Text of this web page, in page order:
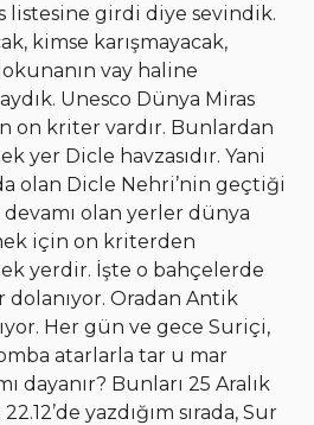
listesine girdi diye sevindik.
kimse karışmayacak,
vay haline
Unesco Dünya Miras
on kriter vardır. Bunlardan
yer Dicle havzasıdır. Yani
olan Dicle Nehri’nin geçtiği
olan yerler dünya
için on kriterden
yerdir. İşte o bahçelerde
Oradan Antik
Her gün ve gece Suriçi,
atarlarla tar u mar
dayanır? Bunları 25 Aralık
yazdığım sırada, Sur